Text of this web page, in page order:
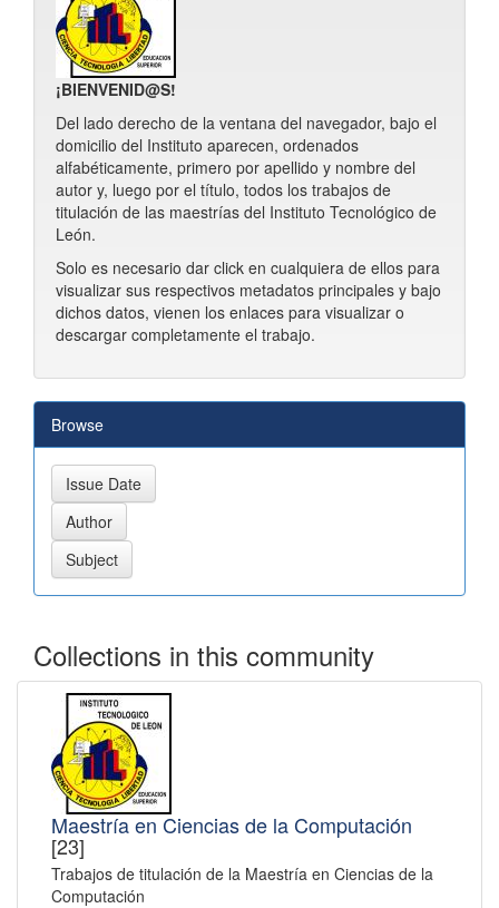
¡BIENVENID@S!
Del lado derecho de la ventana del navegador, bajo el
domicilio del Instituto aparecen, ordenados
alfabéticamente, primero por apellido y nombre del
autor y, luego por el título, todos los trabajos de
titulación de las maestrías del Instituto Tecnológico de
León.
Solo es necesario dar click en cualquiera de ellos para
visualizar sus respectivos metadatos principales y bajo
dichos datos, vienen los enlaces para visualizar o
descargar completamente el trabajo.
Browse
Collections in this community
Maestría en Ciencias de la Computación
[23]
Trabajos de titulación de la Maestría en Ciencias de la
Computación